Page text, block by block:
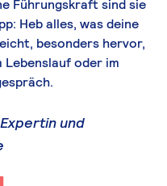
Führungskraft sindsie
Heb alles, wasdeine
besonders hervor,
Lebenslauf oder im
und